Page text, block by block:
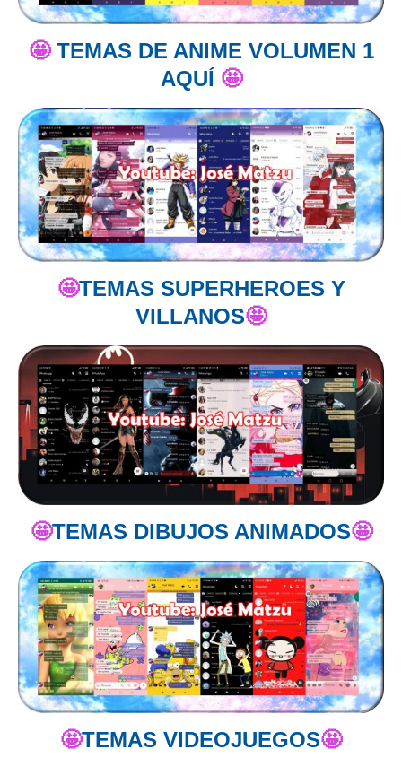
🤩 TEMAS DE ANIME VOLUMEN 1
AQUÍ 🤩
🤩TEMAS SUPERHEROES Y
VILLANOS🤩
🤩TEMAS DIBUJOS ANIMADOS🤩
🤩TEMAS VIDEOJUEGOS🤩